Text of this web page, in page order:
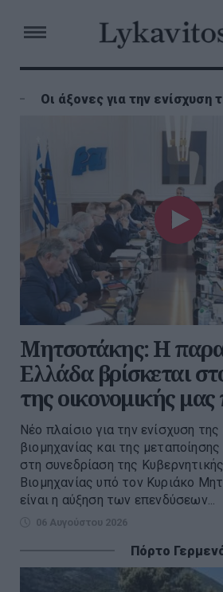
Οι άξονες για την ενίσχυση
Μητσοτάκης: Η
Ελλάδα βρίσκεται
της οικονομικής μας
Νέο πλαίσιο για την ενίσχυση της
βιομηχανίας και της
στη συνεδρίαση της
Βιομηχανίας υπό τον Κυριάκο
είναι η αύξηση των επενδύσεων...
06 Αυγούστου 2026
Πόρτο